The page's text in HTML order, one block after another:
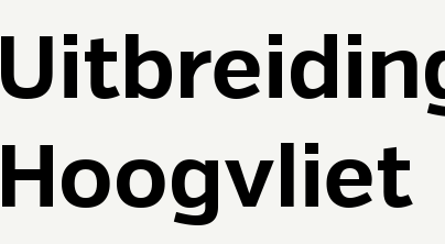
Hoogvliet